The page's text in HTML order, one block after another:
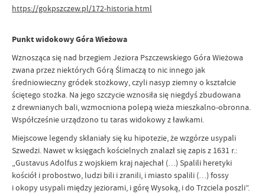
https://gokpszczew.pl/172-historia.html
Punkt widokowy Góra Wieżowa
Wznosząca się nad brzegiem Jeziora Pszczewskiego Góra Wieżowa
zwana przez niektórych Górą Ślimaczą to nic innego jak
średniowieczny gródek stożkowy, czyli nasyp ziemny o kształcie
ściętego stożka. Na jego szczycie wznosiła się niegdyś zbudowana
z drewnianych bali, wzmocniona polepą wieża mieszkalno-obronna.
Współcześnie urządzono tu taras widokowy z ławkami.
Miejscowe legendy skłaniały się ku hipotezie, że wzgórze usypali
Szwedzi. Nawet w księgach kościelnych znalazł się zapis z 1631 r.:
„Gustavus Adolfus z wojskiem kraj najechał (…) Spalili heretyki
kościół i probostwo, ludzi bili i zranili, i miasto spalili (…) fossy
i okopy usypali między jeziorami, i górę Wysoką, i do Trzciela poszli”.